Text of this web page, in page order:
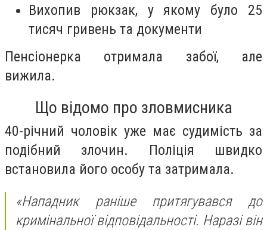
Вихопив рюкзак, у якому було 25
тисяч гривень та документи
Пенсіонерка отримала забої, але
вижила.
Що відомо про зловмисника
40-річний чоловік уже має судимість за
подібний злочин. Поліція швидко
встановила його особу та затримала.
«Нападник раніше притягувався до
кримінальної відповідальності. Наразі він